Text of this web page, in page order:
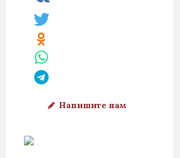
Напишите нам